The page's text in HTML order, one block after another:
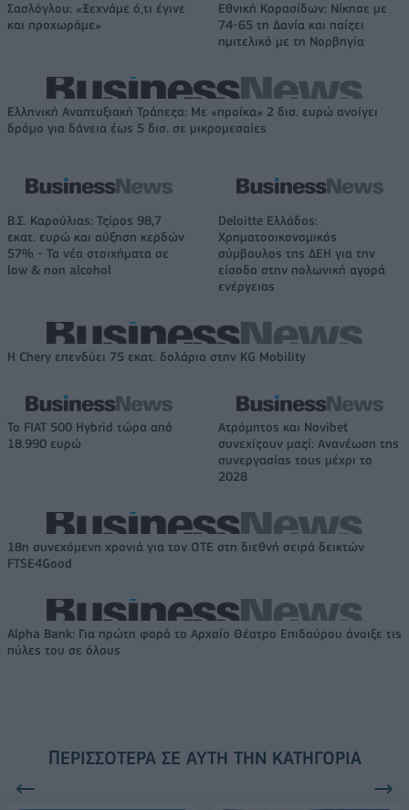
Σασλόγλου: «Ξεχνάμε ό,τι έγινε
και προχωράμε»
Εθνική Κορασίδων: Νίκησε με
74-65 τη Δανία και παίζει
ημιτελικό με τη Νορβηγία
Ελληνική Αναπτυξιακή Τράπεζα: Με «προίκα» 2 δισ. ευρώ ανοίγει
δρόμο για δάνεια έως 5 δισ. σε μικρομεσαίες
Β.Σ. Καρούλιας: Τζίρος 98,7
εκατ. ευρώ και αύξηση κερδών
57% - Τα νέα στοιχήματα σε
low & non alcohol
Deloitte Ελλάδος:
Χρηματοοικονομικός
σύμβουλος της ΔΕΗ για την
είσοδο στην πολωνική αγορά
ενέργειας
Η Chery επενδύει 75 εκατ. δολάρια στην KG Mobility
Το FIAT 500 Hybrid τώρα από
18.990 ευρώ
Ατρόμητος και Novibet
συνεχίζουν μαζί: Ανανέωση της
συνεργασίας τους μέχρι το
2028
18η συνεχόμενη χρονιά για τον ΟΤΕ στη διεθνή σειρά δεικτών
FTSE4Good
Alpha Bank: Για πρώτη φορά το Αρχαίο Θέατρο Επιδαύρου άνοιξε τις
πύλες του σε όλους
ΠΕΡΙΣΣΌΤΕΡΑ ΣΕ ΑΥΤΉ ΤΗΝ ΚΑΤΗΓΟΡΊΑ